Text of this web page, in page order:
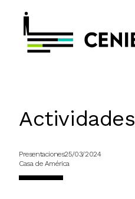
Actividades
Presentaciones25/03/2024
Casa de América